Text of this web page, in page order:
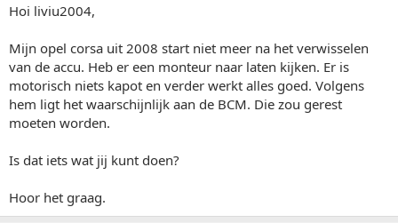
Hoi liviu2004,
Mijn opel corsa uit 2008 start niet meer na het verwisselen
van de accu. Heb er een monteur naar laten kijken. Er is
motorisch niets kapot en verder werkt alles goed. Volgens
hem ligt het waarschijnlijk aan de BCM. Die zou gerest
moeten worden.
Is dat iets wat jij kunt doen?
Hoor het graag.